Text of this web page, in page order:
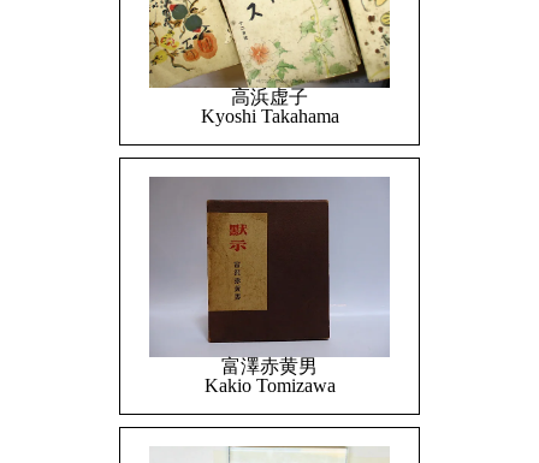
高浜虚子
Kyoshi Takahama
富澤赤黄男
Kakio Tomizawa